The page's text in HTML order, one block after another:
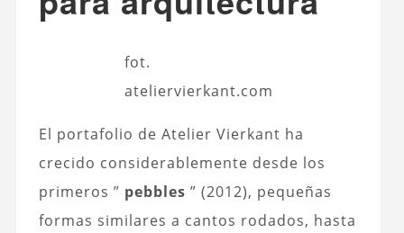
fot.
ateliervierkant.com
El portafolio de Atelier Vierkant ha
crecido considerablemente desde los
primeros ” pebbles ” (2012), pequeñas
formas similares a cantos rodados, hasta